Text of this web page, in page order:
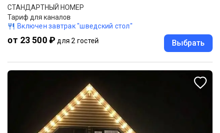
СТАНДАРТНЫЙ НОМЕР
Тариф для каналов
Включен завтрак "шведский стол"
от 23 500 ₽ для 2 гостей Выбрать